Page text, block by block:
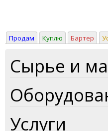
Продам Куплю Бартер
Сырье и
Услуги